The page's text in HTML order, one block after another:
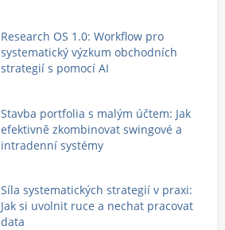
Research OS 1.0: Workflow pro
systematický výzkum obchodních
strategií s pomocí AI
Stavba portfolia s malým účtem: Jak
efektivně zkombinovat swingové a
intradenní systémy
Síla systematických strategií v praxi:
Jak si uvolnit ruce a nechat pracovat
data